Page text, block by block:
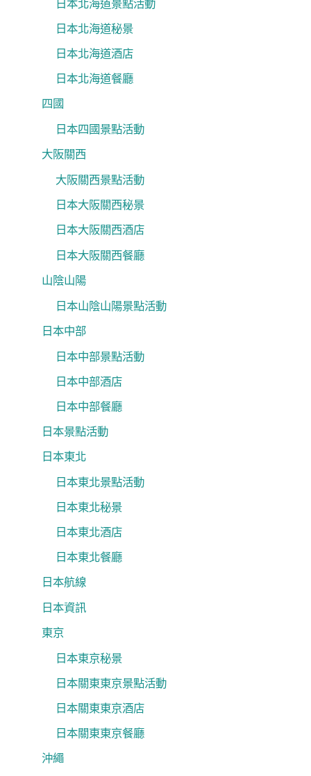
日本北海道景點活動
日本北海道秘景
日本北海道酒店
日本北海道餐廳
四國
日本四國景點活動
大阪關西
大阪關西景點活動
日本大阪關西秘景
日本大阪關西酒店
日本大阪關西餐廳
山陰山陽
日本山陰山陽景點活動
日本中部
日本中部景點活動
日本中部酒店
日本中部餐廳
日本景點活動
日本東北
日本東北景點活動
日本東北秘景
日本東北酒店
日本東北餐廳
日本航線
日本資訊
東京
日本東京秘景
日本關東東京景點活動
日本關東東京酒店
日本關東東京餐廳
沖繩